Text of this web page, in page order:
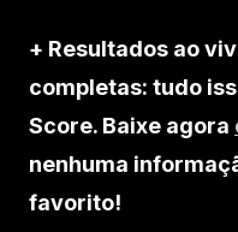
+ Resultados ao
completas: tudo
Score. Baixe agora
nenhuma
favorito!